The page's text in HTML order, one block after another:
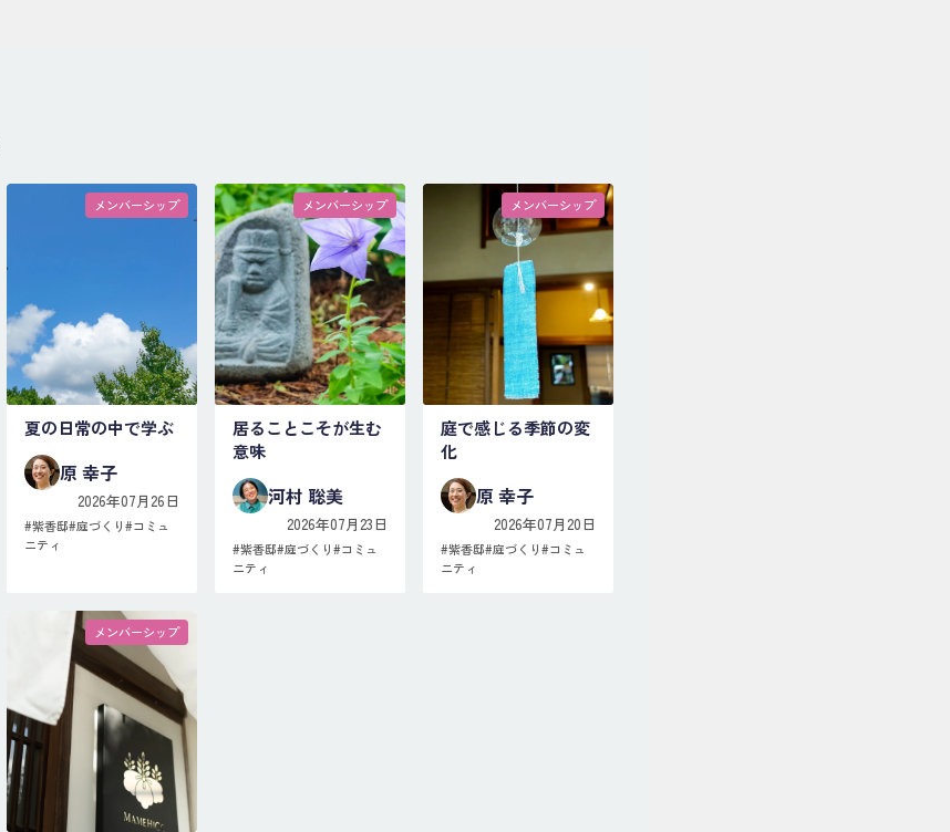
メンバーシップ
夏の日常の中で学ぶ
原 幸子
2026年07月26日
#紫香邸#庭づくり#コミュ
ニティ
メンバーシップ
居ることこそが生む
意味
河村 聡美
2026年07月23日
#紫香邸#庭づくり#コミュ
ニティ
メンバーシップ
庭で感じる季節の変
化
原 幸子
2026年07月20日
#紫香邸#庭づくり#コミュ
ニティ
メンバーシップ